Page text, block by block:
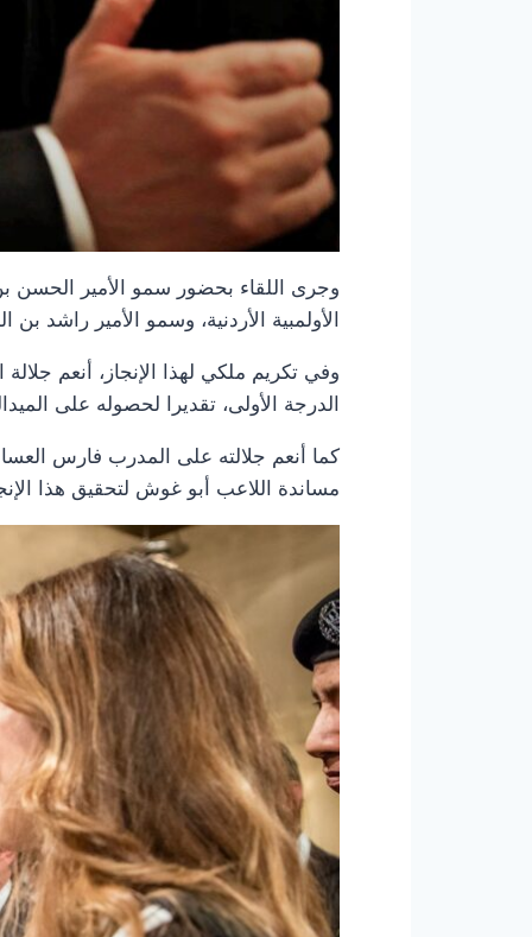
وجرى اللقاء بحضور سمو الأمير الحسن
الأولمبية الأردنية، وسمو الأمير راشد بن
وفي تكريم ملكي لهذا الإنجاز، أنعم
الدرجة الأولى، تقديرا لحصوله على
كما أنعم جلالته على المدرب فارس
مساندة اللاعب أبو غوش لتحقيق هذا